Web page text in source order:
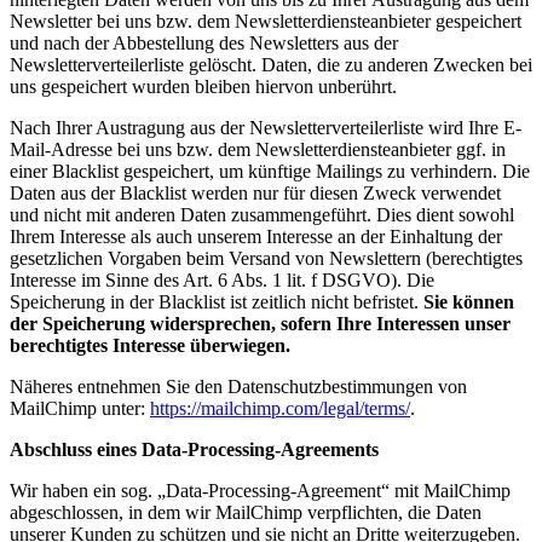
Newsletter bei uns bzw. dem Newsletterdiensteanbieter gespeichert
und nach der Abbestellung des Newsletters aus der
Newsletterverteilerliste gelöscht. Daten, die zu anderen Zwecken bei
uns gespeichert wurden bleiben hiervon unberührt.
Nach Ihrer Austragung aus der Newsletterverteilerliste wird Ihre E-
Mail-Adresse bei uns bzw. dem Newsletterdiensteanbieter ggf. in
einer Blacklist gespeichert, um künftige Mailings zu verhindern. Die
Daten aus der Blacklist werden nur für diesen Zweck verwendet
und nicht mit anderen Daten zusammengeführt. Dies dient sowohl
Ihrem Interesse als auch unserem Interesse an der Einhaltung der
gesetzlichen Vorgaben beim Versand von Newslettern (berechtigtes
Interesse im Sinne des Art. 6 Abs. 1 lit. f DSGVO). Die
Speicherung in der Blacklist ist zeitlich nicht befristet. Sie können
der Speicherung widersprechen, sofern Ihre Interessen unser
berechtigtes Interesse überwiegen.
Näheres entnehmen Sie den Datenschutzbestimmungen von
MailChimp unter: https://mailchimp.com/legal/terms/.
Abschluss eines Data-Processing-Agreements
Wir haben ein sog. „Data-Processing-Agreement“ mit MailChimp
abgeschlossen, in dem wir MailChimp verpflichten, die Daten
unserer Kunden zu schützen und sie nicht an Dritte weiterzugeben.